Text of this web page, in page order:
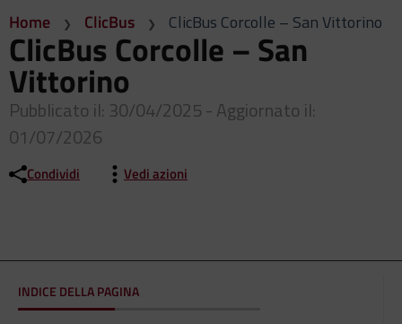
Home ClicBus ClicBus Corcolle – San Vittorino
ClicBus Corcolle – San
Vittorino
Pubblicato il: 30/04/2025 - Aggiornato il:
01/07/2026
Condividi Vedi azioni
INDICE DELLA PAGINA